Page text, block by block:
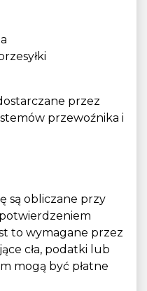
przez
przewoźnika i
są obliczane przy
to wymagane przez
cła, podatki lub
mogą być płatne